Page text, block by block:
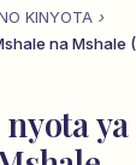
KINYOTA
na Mshale
ya